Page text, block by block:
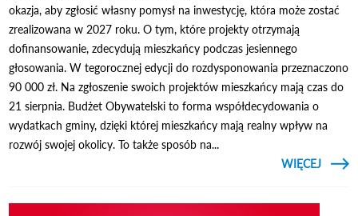
okazja, aby zgłosić własny pomysł na inwestycję, która może zostać
zrealizowana w 2027 roku. O tym, które projekty otrzymają
dofinansowanie, zdecydują mieszkańcy podczas jesiennego
głosowania. W tegorocznej edycji do rozdysponowania przeznaczono
90 000 zł. Na zgłoszenie swoich projektów mieszkańcy mają czas do
21 sierpnia. Budżet Obywatelski to forma współdecydowania o
wydatkach gminy, dzięki której mieszkańcy mają realny wpływ na
rozwój swojej okolicy. To także sposób na...
CZYTAJ
WIĘCEJ
O